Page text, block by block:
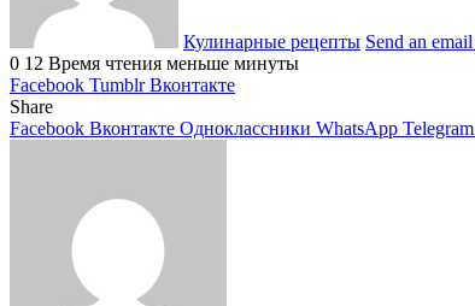
Кулинарные рецепты Send an email
0 12 Время чтения меньше минуты
Facebook Tumblr Вконтакте
Share
Facebook Вконтакте Одноклассники WhatsApp Telegram